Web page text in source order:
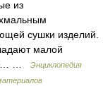
из
сушки изделий.
малой
…
Энциклопедия